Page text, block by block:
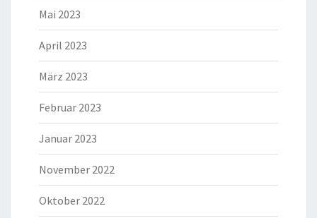
Mai 2023
April 2023
März 2023
Februar 2023
Januar 2023
November 2022
Oktober 2022